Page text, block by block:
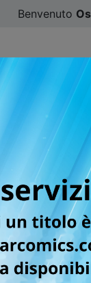
Benvenuto